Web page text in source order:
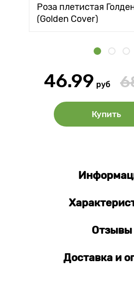
Роза плетистая
(Golden Cover)
46.99 руб
Купить
Отзывы
Доставка и